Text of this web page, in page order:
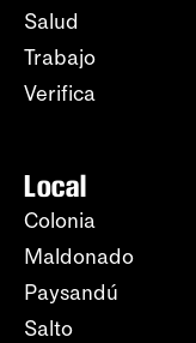
Salud
Trabajo
Verifica
Local
Colonia
Maldonado
Paysandú
Salto